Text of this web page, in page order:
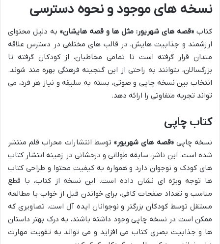
نسخه های موجود و نحوه دسترسی
کتاب «قصه های شهریور: مثل ها و قصه هایشان» به دلیل محتوای
ارزشمند و جذابیت هایش، در قالب های مختلفی در دسترس علاقه
مندان قرار گرفته است تا تمامی مخاطبان، از کودکان گرفته تا
بزرگسالان، بتوانند به راحتی از این گنجینه فرهنگی بهره مند شوند.
انتخاب بین نسخه چاپی و صوتی، بسته به سلیقه و نیاز هر فرد، می
تواند تجربه متفاوتی را ارائه دهد.
کتاب چاپی
نسخه چاپی«قصه های شهریور»توسط انتشارات محراب قلم منتشر
شده است. این ناشر، سابقه طولانی و درخشانی در زمینه انتشار کتاب
های کودک و نوجوان دارد و همواره به کیفیت محتوا و طراحی کتاب
ها توجه ویژه ای نشان داده است. این نسخه از کتاب، با قطع
مناسب و تعداد صفحات کافی، برای خواندن قبل از خواب یا مطالعه
مستقل توسط کودکان بزرگتر و نوجوانان ایده آل است. تصاویری که
ممکن است در نسخه چاپی وجود داشته باشند، به درک بهتر داستان
ها و جذابیت بصری کتاب می افزاید و می تواند به تقویت مهارت